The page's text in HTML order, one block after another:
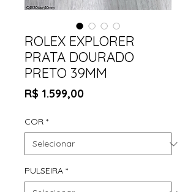
ROLEX EXPLORER
PRATA DOURADO
PRETO 39MM
R$ 1.599,00Preço
COR *
PULSEIRA *